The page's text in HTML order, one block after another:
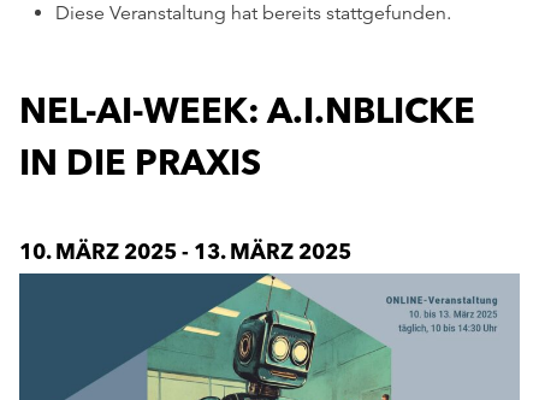
Diese Veranstaltung hat bereits stattgefunden.
NEL-AI-WEEK: A.I.NBLICKE
IN DIE PRAXIS
10. MÄRZ 2025- 13. MÄRZ 2025